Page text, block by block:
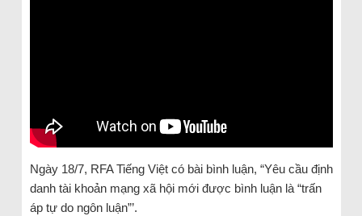
Ngày 18/7, RFA Tiếng Việt có bài bình luận, “Yêu cầu định
danh tài khoản mạng xã hội mới được bình luận là “trấn
áp tự do ngôn luận”’.